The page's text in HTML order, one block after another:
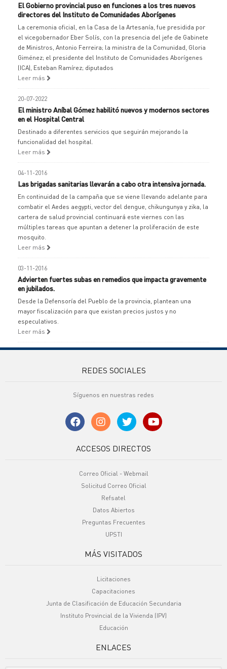
El Gobierno provincial puso en funciones a los tres nuevos
directores del Instituto de Comunidades Aborígenes
La ceremonia oficial, en la Casa de la Artesanía, fue presidida por
el vicegobernador Eber Solís, con la presencia del jefe de Gabinete
de Ministros, Antonio Ferreira; la ministra de la Comunidad, Gloria
Giménez; el presidente del Instituto de Comunidades Aborígenes
(ICA), Esteban Ramírez; diputados
Leer más
20-07-2022
El ministro Aníbal Gómez habilitó nuevos y modernos sectores
en el Hospital Central
Destinado a diferentes servicios que seguirán mejorando la
funcionalidad del hospital.
Leer más
04-11-2016
Las brigadas sanitarias llevarán a cabo otra intensiva jornada.
En continuidad de la campaña que se viene llevando adelante para
combatir el Aedes aegypti, vector del dengue, chikungunya y zika, la
cartera de salud provincial continuará este viernes con las
múltiples tareas que apuntan a detener la proliferación de este
mosquito.
Leer más
03-11-2016
Advierten fuertes subas en remedios que impacta gravemente
en jubilados.
Desde la Defensoría del Pueblo de la provincia, plantean una
mayor fiscalización para que existan precios justos y no
especulativos.
Leer más
REDES SOCIALES
Síguenos en nuestras redes
ACCESOS DIRECTOS
Correo Oficial - Webmail
Solicitud Correo Oficial
Refsatel
Datos Abiertos
Preguntas Frecuentes
UPSTI
MÁS VISITADOS
Licitaciones
Capacitaciones
Junta de Clasificación de Educación Secundaria
Instituto Provincial de la Vivienda (IPV)
Educación
ENLACES